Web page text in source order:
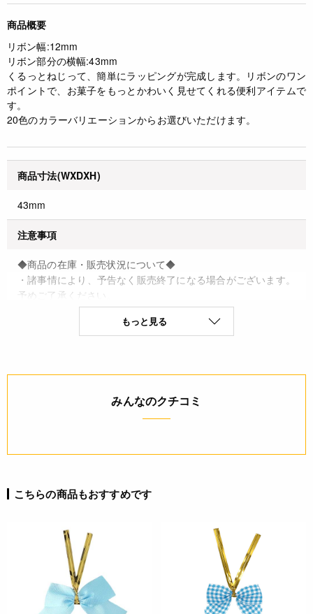
商品概要
リボン幅:12mm
リボン部分の横幅:43mm
くるっとねじって、簡単にラッピングが完成します。リボンのワン
ポイントで、お菓子をもっとかわいく見せてくれる便利アイテムで
す。
20色のカラーバリエーションからお選びいただけます。
商品寸法(WXDXH)
43mm
注意事項
◆商品の在庫・販売状況について◆
・諸事情により、予告なく販売終了になる場合がございます。
予めご了承ください。
・当サイトに掲載されている商品は、ご購入可能な状態にあっ
ても必ずしも在庫を保証するものではありません。予めご了承
詳細
◆形態：リボンヘッダー
もっと見る
みんなのクチコミ
こちらの商品もおすすめです